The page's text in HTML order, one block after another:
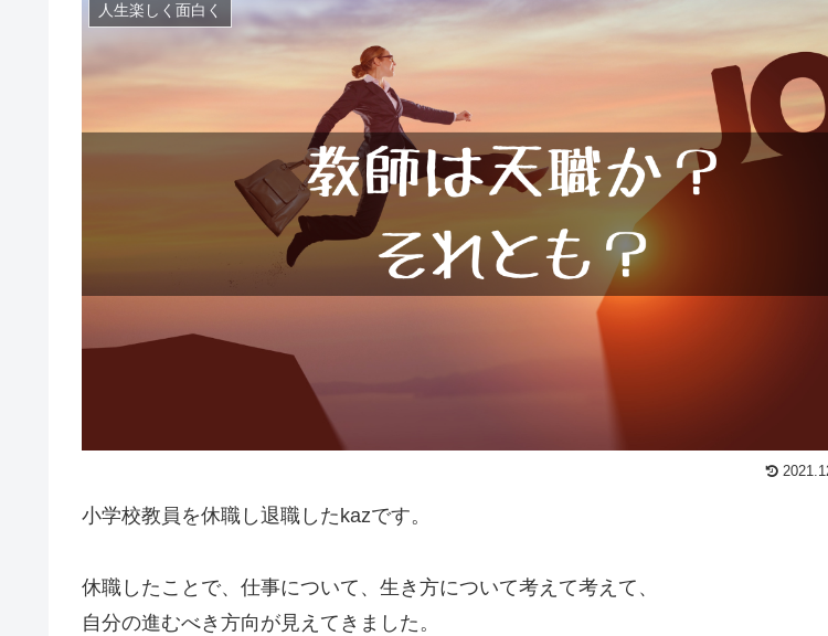
人生楽しく面白く
小学校教員を休職し退職したkazです。
休職したことで、仕事について、生き方について考えて考えて、
自分の進むべき方向が見えてきました。